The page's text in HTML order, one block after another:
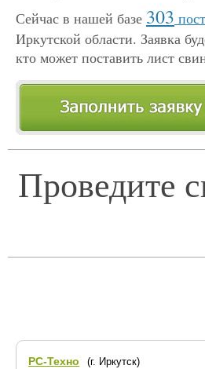
Сейчас в нашей базе 303
Иркутской области. Заявка
кто может поставить лист
Проведите
РС-Техно
(г. Иркутск)